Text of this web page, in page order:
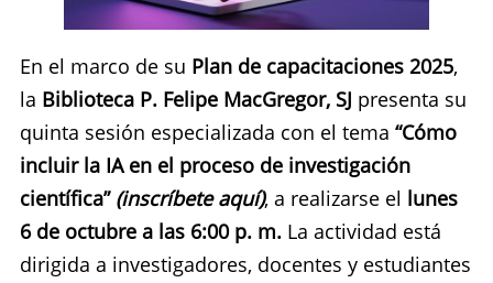
En el marco de su Plan de capacitaciones 2025,
la Biblioteca P. Felipe MacGregor, SJ presenta su
quinta sesión especializada con el tema “Cómo
incluir la IA en el proceso de investigación
científica” (inscríbete aquí), a realizarse el lunes
6 de octubre a las 6:00 p. m. La actividad está
dirigida a investigadores, docentes y estudiantes